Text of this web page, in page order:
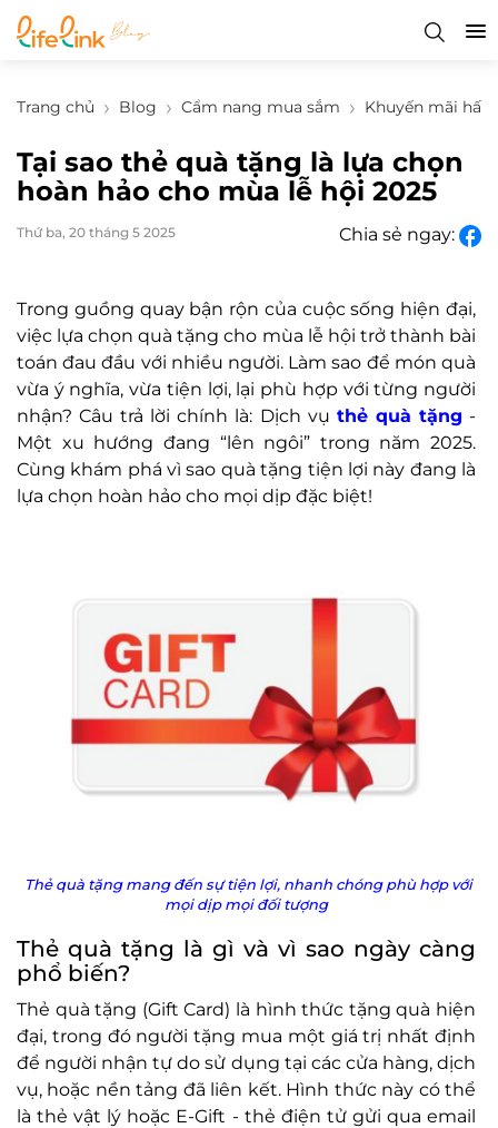
Trang chủ Blog Cẩm nang mua sắm Khuyến mãi hấp
Tại sao thẻ quà tặng là lựa chọn
hoàn hảo cho mùa lễ hội 2025
Thứ ba, 20 tháng 5 2025 Chia sẻ ngay:
Trong guồng quay bận rộn của cuộc sống hiện đại,
việc lựa chọn quà tặng cho mùa lễ hội trở thành bài
toán đau đầu với nhiều người. Làm sao để món quà
vừa ý nghĩa, vừa tiện lợi, lại phù hợp với từng người
nhận? Câu trả lời chính là: Dịch vụ thẻ quà tặng -
Một xu hướng đang “lên ngôi” trong năm 2025.
Cùng khám phá vì sao quà tặng tiện lợi này đang là
lựa chọn hoàn hảo cho mọi dịp đặc biệt!
Thẻ quà tặng mang đến sự tiện lợi, nhanh chóng phù hợp với
mọi dịp mọi đối tượng
Thẻ quà tặng là gì và vì sao ngày càng
phổ biến?
Thẻ quà tặng (Gift Card) là hình thức tặng quà hiện
đại, trong đó người tặng mua một giá trị nhất định
để người nhận tự do sử dụng tại các cửa hàng, dịch
vụ, hoặc nền tảng đã liên kết. Hình thức này có thể
là thẻ vật lý hoặc E-Gift - thẻ điện tử gửi qua email